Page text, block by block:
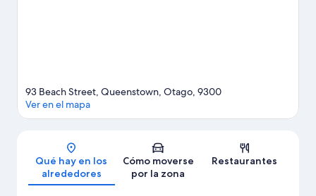
Mapa
93 Beach Street, Queenstown, Otago, 9300
Ver en el mapa
Qué hay en los
alrededores
Cómo moverse
por la zona
Restaurantes